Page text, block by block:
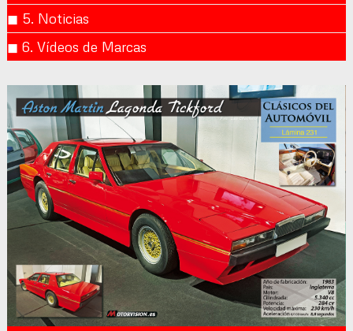
◼︎ 5. Noticias
◼︎ 6. Vídeos de Marcas